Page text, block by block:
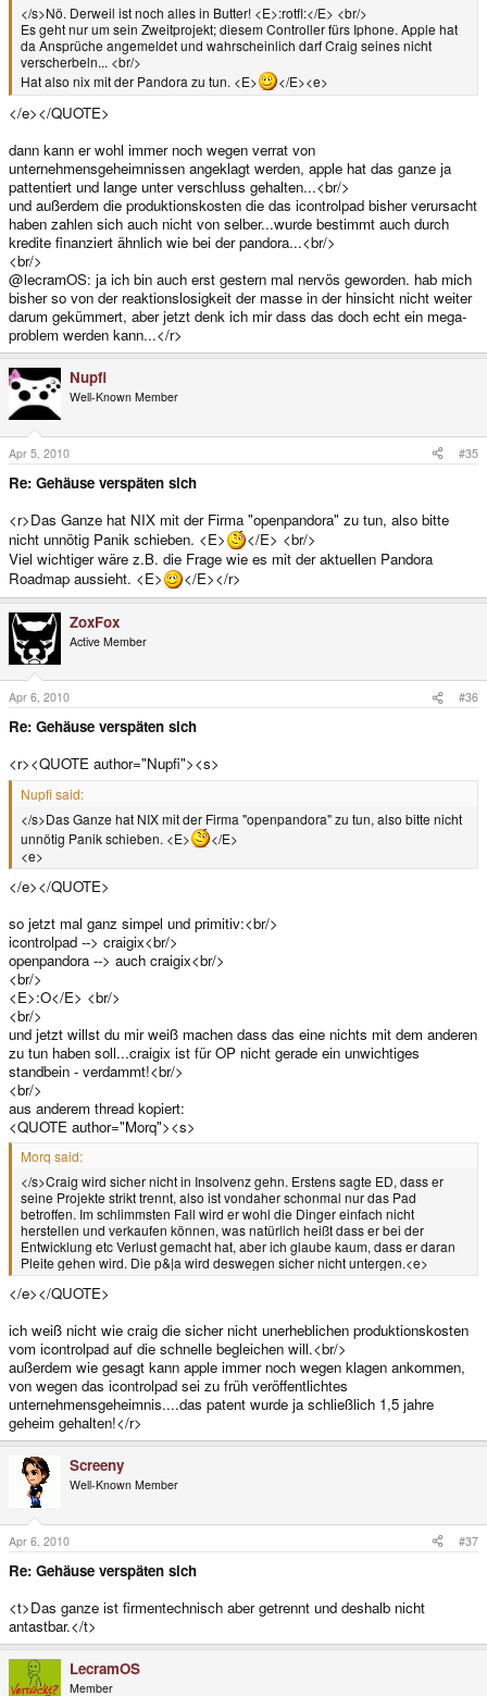
</s>Nö. Derweil ist noch alles in Butter! <E>:rotfl:</E> <br/>
Es geht nur um sein Zweitprojekt; diesem Controller fürs Iphone. Apple hat
da Ansprüche angemeldet und wahrscheinlich darf Craig seines nicht
verscherbeln... <br/>
Hat also nix mit der Pandora zu tun. <E>
</E><e>
</e></QUOTE>
dann kann er wohl immer noch wegen verrat von
unternehmensgeheimnissen angeklagt werden, apple hat das ganze ja
pattentiert und lange unter verschluss gehalten...<br/>
und außerdem die produktionskosten die das icontrolpad bisher verursacht
haben zahlen sich auch nicht von selber...wurde bestimmt auch durch
kredite finanziert ähnlich wie bei der pandora...<br/>
<br/>
@lecramOS: ja ich bin auch erst gestern mal nervös geworden. hab mich
bisher so von der reaktionslosigkeit der masse in der hinsicht nicht weiter
darum gekümmert, aber jetzt denk ich mir dass das doch echt ein mega-
problem werden kann...</r>
Nupfi
Well-Known Member
Apr 5, 2010 #35
Re: Gehäuse verspäten sich
<r>Das Ganze hat NIX mit der Firma "openpandora" zu tun, also bitte
nicht unnötig Panik schieben. <E>
</E> <br/>
Viel wichtiger wäre z.B. die Frage wie es mit der aktuellen Pandora
Roadmap aussieht. <E>
</E></r>
ZoxFox
Active Member
Apr 6, 2010 #36
Re: Gehäuse verspäten sich
<r><QUOTE author="Nupfi"><s>
Nupfi said:
</s>Das Ganze hat NIX mit der Firma "openpandora" zu tun, also bitte nicht
unnötig Panik schieben. <E>
</E>
<e>
</e></QUOTE>
so jetzt mal ganz simpel und primitiv:<br/>
icontrolpad --> craigix<br/>
openpandora --> auch craigix<br/>
<br/>
<E>:O</E> <br/>
<br/>
und jetzt willst du mir weiß machen dass das eine nichts mit dem anderen
zu tun haben soll...craigix ist für OP nicht gerade ein unwichtiges
standbein - verdammt!<br/>
<br/>
aus anderem thread kopiert:
<QUOTE author="Morq"><s>
Morq said:
</s>Craig wird sicher nicht in Insolvenz gehn. Erstens sagte ED, dass er
seine Projekte strikt trennt, also ist vondaher schonmal nur das Pad
betroffen. Im schlimmsten Fall wird er wohl die Dinger einfach nicht
herstellen und verkaufen können, was natürlich heißt dass er bei der
Entwicklung etc Verlust gemacht hat, aber ich glaube kaum, dass er daran
Pleite gehen wird. Die p&|a wird deswegen sicher nicht untergen.<e>
</e></QUOTE>
ich weiß nicht wie craig die sicher nicht unerheblichen produktionskosten
vom icontrolpad auf die schnelle begleichen will.<br/>
außerdem wie gesagt kann apple immer noch wegen klagen ankommen,
von wegen das icontrolpad sei zu früh veröffentlichtes
unternehmensgeheimnis....das patent wurde ja schließlich 1,5 jahre
geheim gehalten!</r>
Screeny
Well-Known Member
Apr 6, 2010 #37
Re: Gehäuse verspäten sich
<t>Das ganze ist firmentechnisch aber getrennt und deshalb nicht
antastbar.</t>
LecramOS
Member